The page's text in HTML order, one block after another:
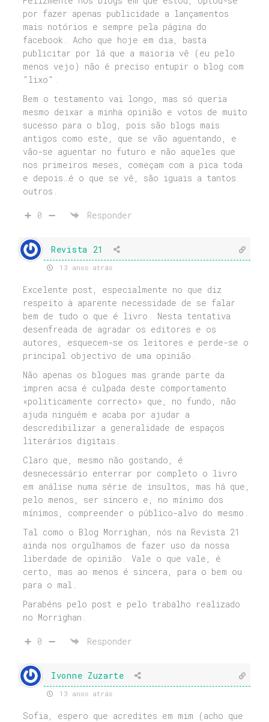
por fazer apenas publicidade a lançamentos
mais notórios e sempre pela página do
facebook. Acho que hoje em dia, basta
publicitar por lá que a maioria vê (eu pelo
menos vejo) não é preciso entupir o blog com
"lixo".
Bem o testamento vai longo, mas só queria
mesmo deixar a minha opinião e votos de muito
sucesso para o blog, pois são blogs mais
antigos como este, que se vão aguentando, e
vão-se aguentar no futuro e não aqueles que
nos primeiros meses, começam com a pica toda
e depois…é o que se vê, são iguais a tantos
outros.
0 Responder
Revista 21
13 anos atrás
Excelente post, especialmente no que diz
respeito à aparente necessidade de se falar
bem de tudo o que é livro. Nesta tentativa
desenfreada de agradar os editores e os
autores, esquecem-se os leitores e perde-se o
principal objectivo de uma opinião.
Não apenas os blogues mas grande parte da
impren acsa é culpada deste comportamento
«politicamente correcto» que, no fundo, não
ajuda ninguém e acaba por ajudar a
descredibilizar a generalidade de espaços
literários digitais.
Claro que, mesmo não gostando, é
desnecessário enterrar por completo o livro
em análise numa série de insultos, mas há que,
pelo menos, ser sincero e, no mínimo dos
mínimos, compreender o público-alvo do mesmo.
Tal como o Blog Morrighan, nós na Revista 21
ainda nos orgulhamos de fazer uso da nossa
liberdade de opinião. Vale o que vale, é
certo, mas ao menos é sincera, para o bem ou
para o mal.
Parabéns pelo post e pelo trabalho realizado
no Morrighan.
0 Responder
Ivonne Zuzarte
13 anos atrás
Sofia, espero que acredites em mim (acho que